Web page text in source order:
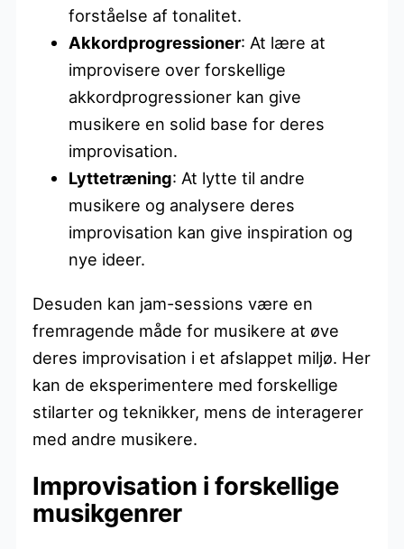
forståelse af tonalitet.
Akkordprogressioner: At lære at
improvisere over forskellige
akkordprogressioner kan give
musikere en solid base for deres
improvisation.
Lyttetræning: At lytte til andre
musikere og analysere deres
improvisation kan give inspiration og
nye ideer.
Desuden kan jam-sessions være en
fremragende måde for musikere at øve
deres improvisation i et afslappet miljø. Her
kan de eksperimentere med forskellige
stilarter og teknikker, mens de interagerer
med andre musikere.
Improvisation i forskellige
musikgenrer